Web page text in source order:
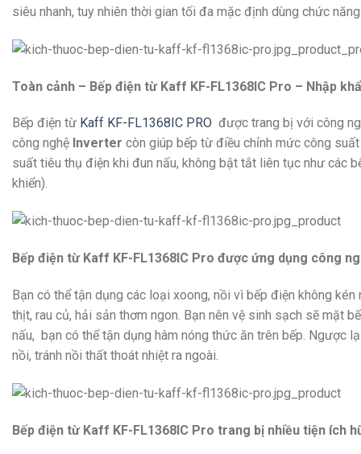
siêu nhanh, tuy nhiên thời gian tối đa mặc định dùng chức
Toàn cảnh – Bếp điện từ Kaff KF-FL1368IC Pro – Nhập
Bếp điện từ Kaff KF-FL1368IC PRO được trang bị với công
công nghệ Inverter còn giúp bếp từ điều chỉnh mức công
suất tiêu thụ điện khi đun nấu, không bật tắt liên tục như các
khiển).
Bếp điện từ Kaff KF-FL1368IC Pro được ứng dụng công
Bạn có thể tận dụng các loại xoong, nồi vì bếp điện không
thịt, rau củ, hải sản thơm ngon. Bạn nên vệ sinh sạch sẽ mặt
nấu, bạn có thể tận dụng hâm nóng thức ăn trên bếp. Ngược
nồi, tránh nồi thất thoát nhiệt ra ngoài.
Bếp điện từ Kaff KF-FL1368IC Pro trang bị nhiều tiện ích